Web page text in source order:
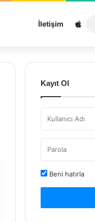
İletişim
Kayıt Ol
Beni hatırla